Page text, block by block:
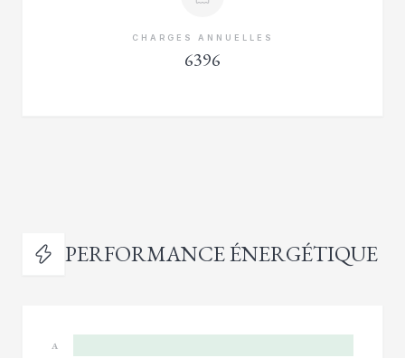
CHARGES ANNUELLES
6396
PERFORMANCE ÉNERGÉTIQUE
A